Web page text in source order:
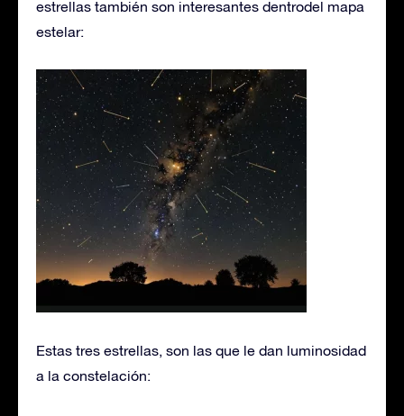
estrellas también son interesantes dentrodel mapa
estelar:
Estas tres estrellas, son las que le dan luminosidad
a la constelación: